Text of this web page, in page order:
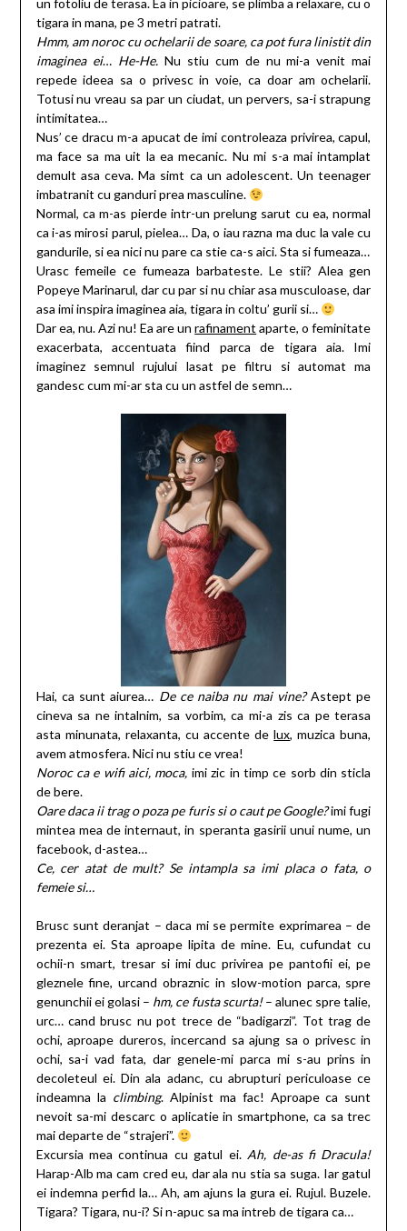
un fotoliu de terasa. Ea in picioare, se plimba a relaxare, cu o
tigara in mana, pe 3 metri patrati.
Hmm, am noroc cu ochelarii de soare, ca pot fura linistit din
imaginea ei… He-He.Nu stiu cum de nu mi-a venit mai
repede ideea sa o privesc in voie, ca doar am ochelarii.
Totusi nu vreau sa par un ciudat, un pervers, sa-i strapung
intimitatea…
Nus’ ce dracu m-a apucat de imi controleaza privirea, capul,
ma face sa ma uit la ea mecanic. Nu mi s-a mai intamplat
demult asa ceva. Ma simt ca un adolescent. Un teenager
imbatranit cu ganduri prea masculine.
Normal, ca m-as pierde intr-un prelung sarut cu ea, normal
ca i-as mirosi parul, pielea… Da, o iau razna ma duc la vale cu
gandurile, si ea nici nu pare ca stie ca-s aici. Sta si fumeaza…
Urasc femeile ce fumeaza barbateste. Le stii? Alea gen
Popeye Marinarul, dar cu par si nu chiar asa musculoase, dar
asa imi inspira imaginea aia, tigara in coltu’ gurii si…
Dar ea, nu. Azi nu! Ea are unrafinament aparte, o feminitate
exacerbata, accentuata fiind parca de tigara aia. Imi
imaginez semnul rujului lasat pe filtru si automat ma
gandesc cum mi-ar sta cu un astfel de semn…
Hai, ca sunt aiurea… De ce naiba nu mai vine?Astept pe
cineva sa ne intalnim, sa vorbim, ca mi-a zis ca pe terasa
asta minunata, relaxanta, cu accente delux, muzica buna,
avem atmosfera. Nici nu stiu ce vrea!
Noroc ca e wifi aici, moca, imi zic in timp ce sorb din sticla
de bere.
Oare daca ii trag o poza pe furis si o caut pe Google?imi fugi
mintea mea de internaut, in speranta gasirii unui nume, un
facebook, d-astea…
Ce, cer atat de mult? Se intampla sa imi placa o fata, o
femeie si…
Brusc sunt deranjat – daca mi se permite exprimarea – de
prezenta ei. Sta aproape lipita de mine. Eu, cufundat cu
ochii-n smart, tresar si imi duc privirea pe pantofii ei, pe
gleznele fine, urcand obraznic in slow-motion parca, spre
genunchii ei golasi – hm, ce fusta scurta!– alunec spre talie,
urc… cand brusc nu pot trece de “badigarzi”. Tot trag de
ochi, aproape dureros, incercand sa ajung sa o privesc in
ochi, sa-i vad fata, dar genele-mi parca mi s-au prins in
decoleteul ei. Din ala adanc, cu abrupturi periculoase ce
indeamna la climbing. Alpinist ma fac! Aproape ca sunt
nevoit sa-mi descarc o aplicatie in smartphone, ca sa trec
mai departe de “strajeri”.
Excursia mea continua cu gatul ei. Ah, de-as fi Dracula!
Harap-Alb ma cam cred eu, dar ala nu stia sa suga. Iar gatul
ei indemna perfid la… Ah, am ajuns la gura ei. Rujul. Buzele.
Tigara? Tigara, nu-i? Si n-apuc sa ma intreb de tigara ca…